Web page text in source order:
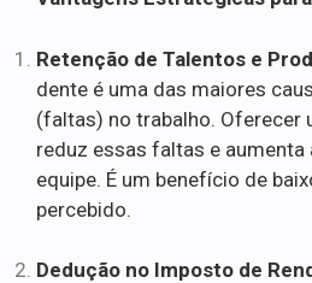
Retenção de Talentos e
dente é uma das maiores
(faltas) no trabalho. Oferecer
reduz essas faltas e
equipe. É um benefício de
percebido.
Dedução no Imposto de